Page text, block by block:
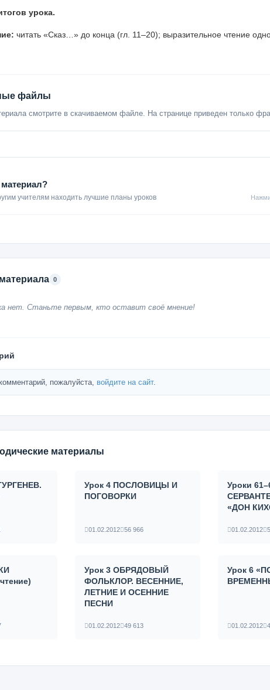
урока.
читать «Сказ…» до конца (гл. 11–20); выразительное чтение
файлы
смотрите в скачиваемом файле. На странице приведен только
учителям находить лучшие планы уроков
0
нет. Станьте первым, кто оставит своё мнение!
пожалуйста, войдите на сайт.
материалы
Урок 4 ПОСЛОВИЦЫ И
ПОГОВОРКИ
01.02.2012 56 966
Уроки
«ДОН
01.02.2012
Урок 3 ОБРЯДОВЫЙ
ФОЛЬКЛОР. ВЕСЕННИЕ,
ЛЕТНИЕ И ОСЕННИЕ
ПЕСНИ
01.02.2012 49 613
Урок 6
01.02.2012